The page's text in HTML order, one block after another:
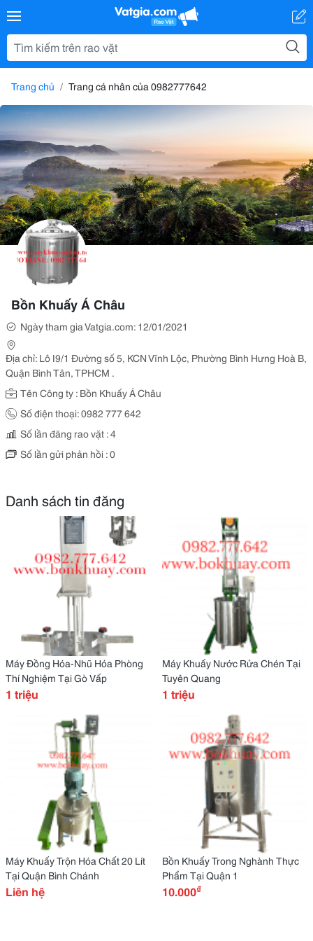
Trang chủ Trang cá nhân của 0982777642
Bồn Khuấy Á Châu
Ngày tham gia Vatgia.com: 12/01/2021
Địa chỉ: Lô I9/1 Đường số 5, KCN Vĩnh Lộc, Phường Bình Hưng Hoà B,
Quận Bình Tân, TPHCM .
Tên Công ty : Bồn Khuấy Á Châu
Số điện thoại: 0982 777 642
Số lần đăng rao vặt : 4
Số lần gửi phản hồi : 0
Danh sách tin đăng
Máy Đồng Hóa-Nhũ Hóa Phòng
Thí Nghiệm Tại Gò Vấp
1 triệu
Máy Khuấy Nước Rửa Chén Tại
Tuyên Quang
1 triệu
Máy Khuấy Trộn Hóa Chất 20 Lít
Tại Quận Bình Chánh
Liên hệ
Bồn Khuấy Trong Nghành Thực
Phẩm Tại Quận 1
10.000₫